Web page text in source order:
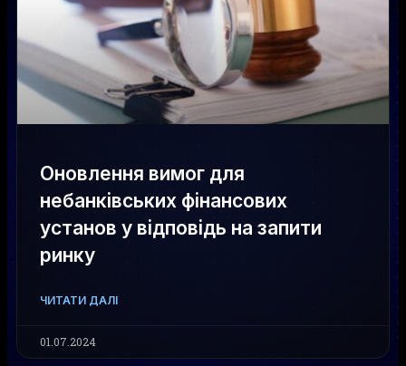
Оновлення вимог для
небанківських фінансових
установ у відповідь на запити
ринку
ЧИТАТИ ДАЛІ
01.07.2024